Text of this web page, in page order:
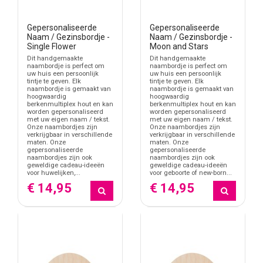
mag het bordje compact en duidelijk zijn. Voor een wand boven de
commode of naast het bedje mag de vorm meer onderdeel
worden van de kamer. Een naam met decoratieve details vraagt
vaak iets meer ruimte dan een eenvoudig bordje met alleen tekst.
Naam controleren voor productie
Bij een gepersonaliseerd baby naambordje wordt de tekst
gemaakt op basis van wat je invult. Controleer daarom spelling,
hoofdletters, accenten en eventuele geboortedatum zorgvuldig.
Een kleine typfout valt bij een naambordje direct op, omdat de
naam het belangrijkste onderdeel van het ontwerp is.
Voor geboorte, babyshower of kinderkamer
Baby naambordjes worden vaak besteld voor de geboorte, een
babyshower, kraambezoek of de inrichting van de kinderkamer.
Het bordje kan aan de deur hangen, maar ook op een plank of
Baby naambordje vergelijken met houten tekst
Gepersonaliseerde
Naam / Gezinsbordje -
Single Flower
Dit handgemaakte
naambordje is perfect om
uw huis een persoonlijk
tintje te geven. Elk
naambordje is gemaakt van
hoogwaardig
berkenmultiplex hout en kan
worden gepersonaliseerd
met uw eigen naam / tekst.
Onze naambordjes zijn
verkrijgbaar in verschillende
maten. Onze
gepersonaliseerde
naambordjes zijn ook
geweldige cadeau-ideeën
voor huwelijken,...
€ 14,95
Gepersonaliseerde
Naam / Gezinsbordje -
Moon and Stars
Dit handgemaakte
naambordje is perfect om
uw huis een persoonlijk
tintje te geven. Elk
naambordje is gemaakt van
hoogwaardig
berkenmultiplex hout en kan
worden gepersonaliseerd
met uw eigen naam / tekst.
Onze naambordjes zijn
verkrijgbaar in verschillende
maten. Onze
gepersonaliseerde
naambordjes zijn ook
geweldige cadeau-ideeën
voor geboorte of new-born...
€ 14,95